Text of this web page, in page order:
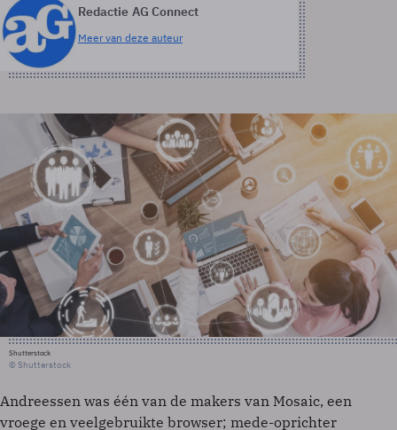
Redactie AG Connect
Meer van deze auteur
Shutterstock
© Shutterstock
Andreessen was één van de makers van Mosaic, een
vroege en veelgebruikte browser; mede-oprichter